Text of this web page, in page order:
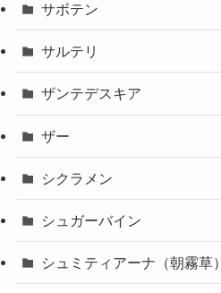
サボテン
サルテリ
ザンテデスキア
ザー
シクラメン
シュガーバイン
シュミティアーナ（朝霧草）